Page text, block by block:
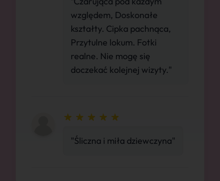
względem, Doskonałe
kształty. Cipka pachnąca,
Przytulne lokum. Fotki
realne. Nie mogę się
doczekać kolejnej wizyty."
"Śliczna i miła dziewczyna"